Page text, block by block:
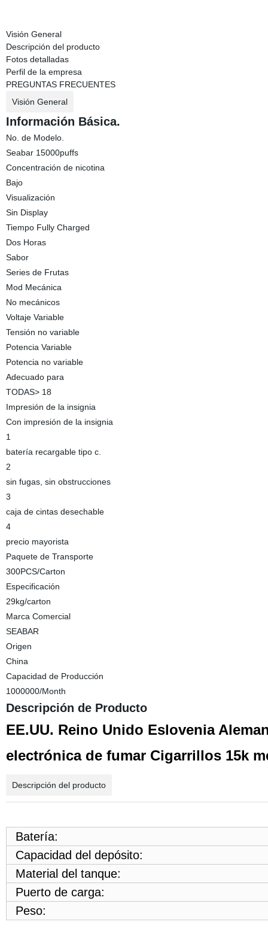
Visión General
Descripción del producto
Fotos detalladas
Perfil de la empresa
PREGUNTAS FRECUENTES
Visión General
Información Básica.
No. de Modelo.
Seabar 15000puffs
Concentración de nicotina
Bajo
Visualización
Sin Display
Tiempo Fully Charged
Dos Horas
Sabor
Series de Frutas
Mod Mecánica
No mecánicos
Voltaje Variable
Tensión no variable
Potencia Variable
Potencia no variable
Adecuado para
TODAS> 18
Impresión de la insignia
Con impresión de la insignia
1
batería recargable tipo c.
2
sin fugas, sin obstrucciones
3
caja de cintas desechable
4
precio mayorista
Paquete de Transporte
300PCS/Carton
Especificación
29kg/carton
Marca Comercial
SEABAR
Origen
China
Capacidad de Producción
1000000/Month
Descripción de Producto
EE.UU. Reino Unido Eslovenia
electrónica de fumar Cigarrillos 15k
Descripción del producto
Batería:
Capacidad del depósito:
Material del tanque:
Puerto de carga:
Peso: